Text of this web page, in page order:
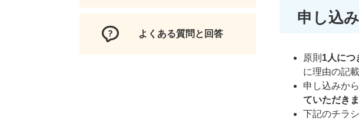
申し込
原則 1人につ
に理由の記
申し込みか
ていただきま
下記のチラ
よくある質問と回答